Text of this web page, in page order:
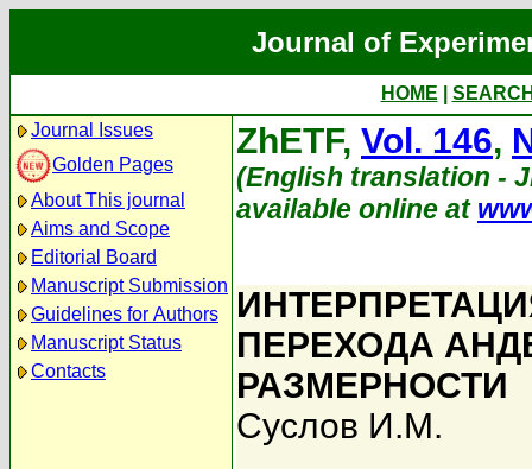
Journal of
HOME
Journal Issues
Golden Pages
About This journal
Aims and Scope
Editorial Board
Manuscript Submission
Guidelines for Authors
Manuscript Status
Contacts
ZhETF, Vol. 146,
(English translation -
available online at
ПЕРЕХОДА
РАЗМЕРНОСТИ
Суслов И.М.